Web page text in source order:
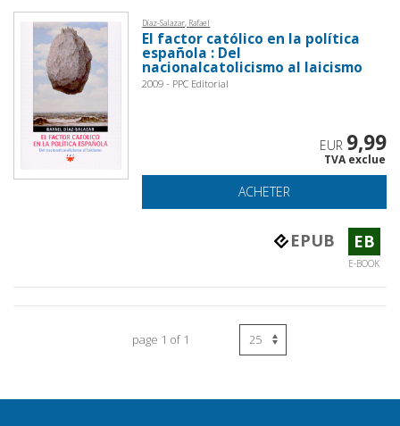
Díaz-Salazar, Rafael
El factor católico en la política
española : Del
nacionalcatolicismo al laicismo
2009 - PPC Editorial
EUR 9,99
TVA exclue
ACHETER
EPUB EB
E-BOOK
page 1 of 1